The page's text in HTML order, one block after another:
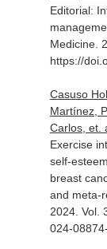
Editorial:
Medicine.
https://
Casuso
Martínez,
Carlos, et.
Exercise
self-
breast
and meta-
2024. Vol.
024-